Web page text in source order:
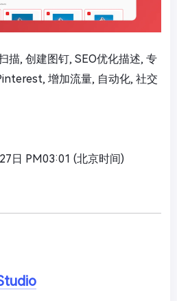
描, 创建图钉, SEO优化描述, 专
增加流量, 自动化, 社交
日 PM03:01 (北京时间)